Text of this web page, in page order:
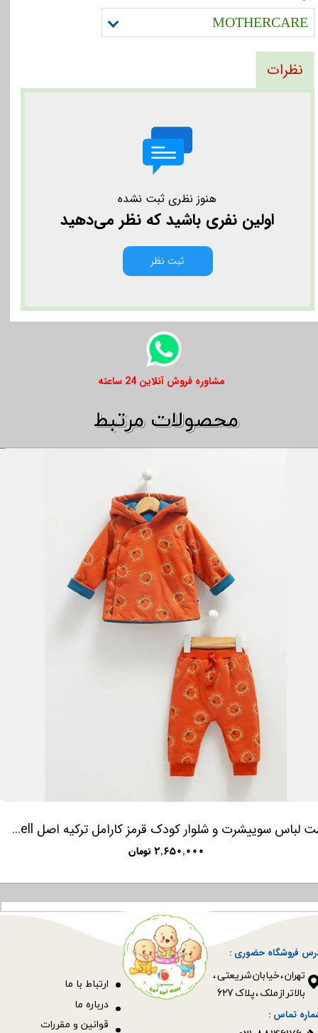
MOTHERCARE
نظرات
هنوز نظری ثبت نشده
اولین نفری باشید که نظر می‌دهید
ثبت نظر
​​مشاوره فروش آنلاین 24 ساعته
​​محصولات مرتبط
فروشگاه حضوری :
​​​​​​​تهران ، خیابان شریعتی ،
بالاتر از ملک ، پلاک 627​​​​​​​
قوانین و مقررات
ارتباط با ما
درباره ما
تماس :